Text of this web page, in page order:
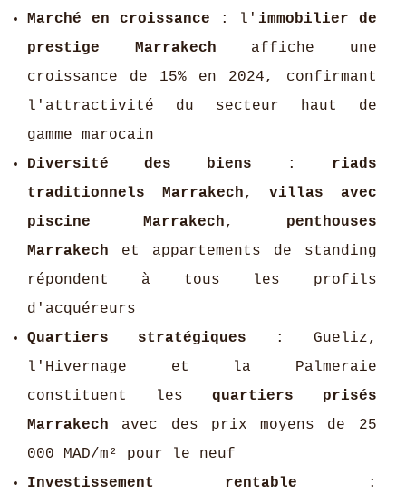
Marché en croissance : l' immobilier de
prestige Marrakech affiche une
croissance de 15% en 2024, confirmant
l'attractivité du secteur haut de
gamme marocain
Diversité des biens : riads
traditionnels Marrakech,villas avec
piscine Marrakech, penthouses
Marrakech et appartements de standing
répondent à tous les profils
d'acquéreurs
Quartiers stratégiques : Gueliz,
l'Hivernage et la Palmeraie
constituent les quartiers prisés
Marrakech avec des prix moyens de 25
000 MAD/m² pour le neuf
Investissement rentable :